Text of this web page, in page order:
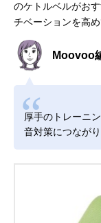
のケトルベルがお
チベーションを高め
Moovoo
厚手のトレーニ
音対策につながり